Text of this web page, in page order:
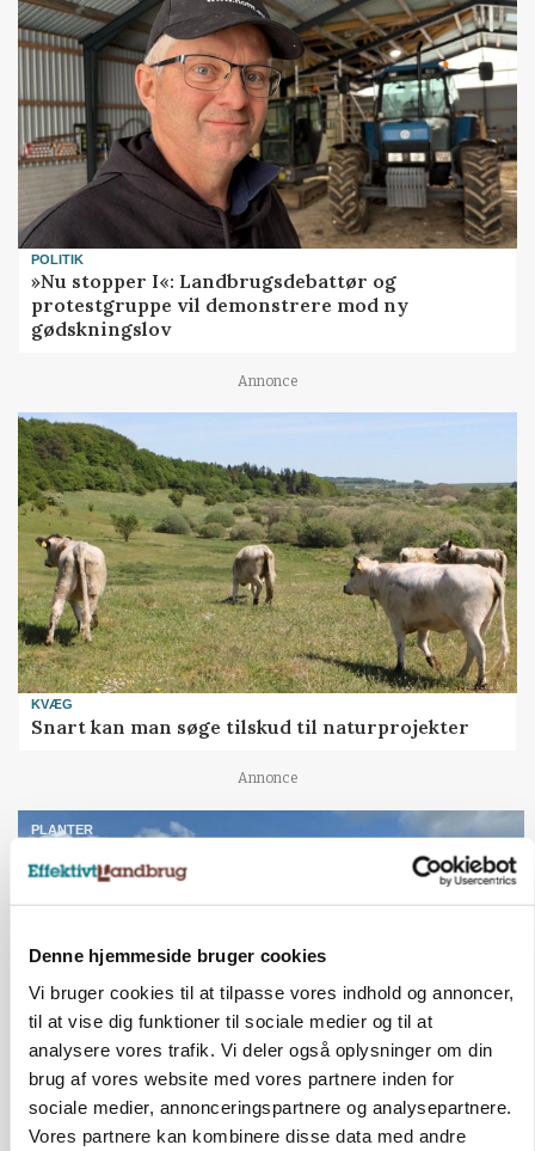
Denne hjemmeside bruger cookies
Vi bruger cookies til at tilpasse vores indhold og annoncer,
til at vise dig funktioner til sociale medier og til at
analysere vores trafik. Vi deler også oplysninger om din
brug af vores website med vores partnere inden for
sociale medier, annonceringspartnere og analysepartnere.
Vores partnere kan kombinere disse data med andre
POLITIK
»Nu stopper I«: Landbrugsdebattør og
protestgruppe vil demonstrere mod ny
gødskningslov
Annonce
KVÆG
Snart kan man søge tilskud til naturprojekter
Annonce
PLANTER
Før såmaskinen kører: Her er efterårets største
skadedyrsrisici
Loading...